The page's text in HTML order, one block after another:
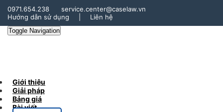
0971.654.238
service.center@caselaw.vn
Hướng dẫn sử dụng
Liên hệ
Toggle Navigation
Giới thiệu
Giải pháp
Bảng giá
Bài viết